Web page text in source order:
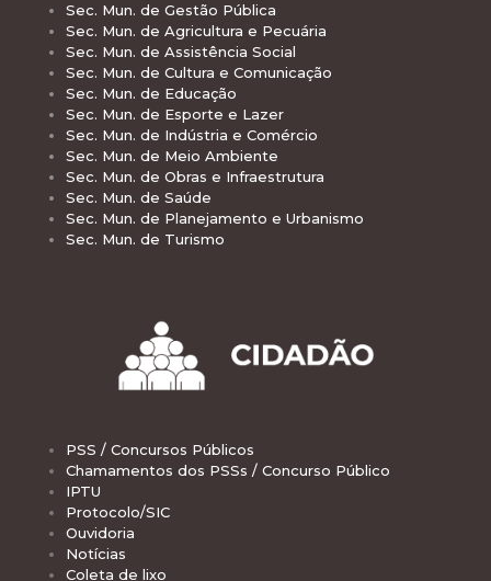
Sec. Mun. de Gestão Pública
Sec. Mun. de Agricultura e Pecuária
Sec. Mun. de Assistência Social
Sec. Mun. de Cultura e Comunicação
Sec. Mun. de Educação
Sec. Mun. de Esporte e Lazer
Sec. Mun. de Indústria e Comércio
Sec. Mun. de Meio Ambiente
Sec. Mun. de Obras e Infraestrutura
Sec. Mun. de Saúde
Sec. Mun. de Planejamento e Urbanismo
Sec. Mun. de Turismo
PSS / Concursos Públicos
Chamamentos dos PSSs / Concurso Público
IPTU
Protocolo/SIC
Ouvidoria
Notícias
Coleta de lixo